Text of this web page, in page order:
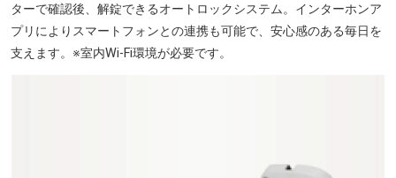
ターで確認後、解錠できるオートロックシステム。インターホンア
プリによりスマートフォンとの連携も可能で、安心感のある毎日を
支えます。※室内Wi-Fi環境が必要です。